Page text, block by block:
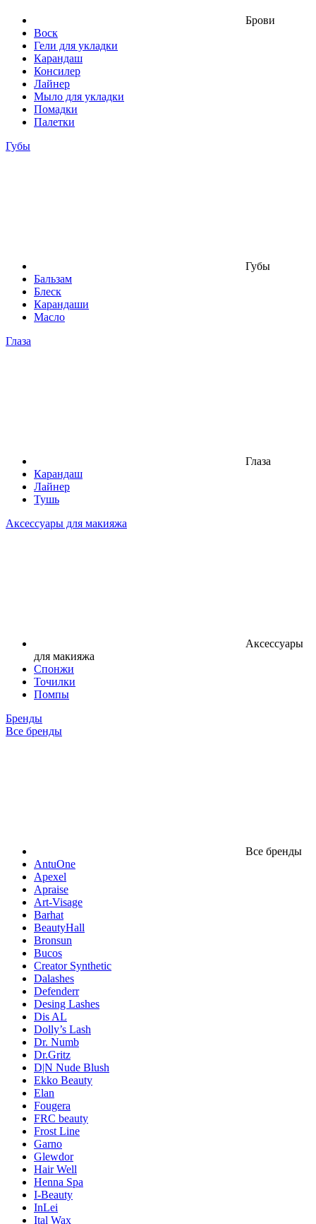
Брови
Воск
Гели для укладки
Карандаш
Консилер
Лайнер
Мыло для укладки
Помадки
Палетки
Губы
Губы
Бальзам
Блеск
Карандаши
Масло
Глаза
Глаза
Карандаш
Лайнер
Тушь
Аксессуары для макияжа
Аксессуары
для макияжа
Спонжи
Точилки
Помпы
Бренды
Все бренды
Все бренды
AntuOne
Apexel
Apraise
Art-Visage
Barhat
BeautyHall
Bronsun
Bucos
Creator Synthetic
Dalashes
Defenderr
Desing Lashes
Dis AL
Dolly’s Lash
Dr. Numb
Dr.Gritz
D|N Nude Blush
Ekko Beauty
Elan
Fougera
FRC beauty
Frost Line
Garno
Glewdor
Hair Well
Henna Spa
I-Beauty
InLei
Ital Wax